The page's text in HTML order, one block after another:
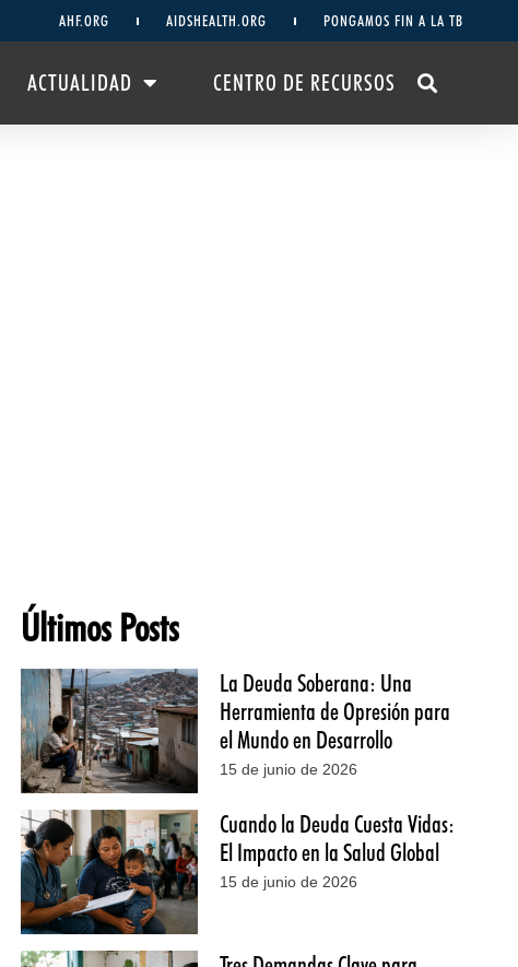
AHF.ORG AIDSHEALTH.ORG PONGAMOS FIN A LA TB
ACTUALIDAD CENTRO DE RECURSOS
Últimos Posts
La Deuda Soberana: Una
Herramienta de Opresión para
el Mundo en Desarrollo
15 de junio de 2026
Cuando la Deuda Cuesta Vidas:
El Impacto en la Salud Global
15 de junio de 2026